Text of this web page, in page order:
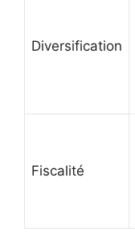
Diversification
Fiscalité